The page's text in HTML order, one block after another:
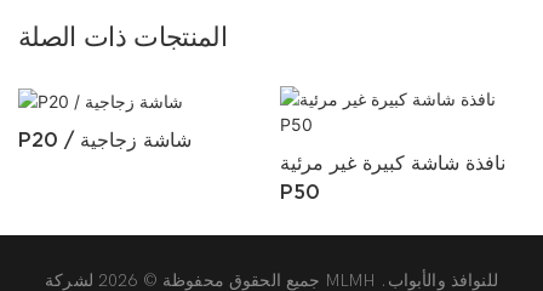
المنتجات ذات الصلة
P20 / شاشة زجاجية
نافذة شاشة كبيرة غير مرئية
P50
جميع الحقوق محفوظة © 2026 لشركة MLMH للنوافذ والأبواب.